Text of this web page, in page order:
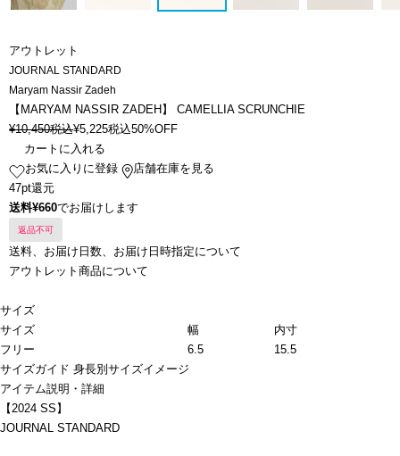
アウトレット
JOURNAL STANDARD
Maryam Nassir Zadeh
【MARYAM NASSIR ZADEH】 CAMELLIA SCRUNCHIE
¥10,450税込¥5,225税込50%OFF
カートに入れる
お気に入りに登録
店舗在庫を見る
47pt還元
送料¥660でお届けします
返品不可
送料、お届け日数、お届け日時指定について
アウトレット商品について
サイズ
サイズ
幅
内寸
フリー
6.5
15.5
サイズガイド 身長別サイズイメージ
アイテム説明・詳細
【2024 SS】
JOURNAL STANDARD